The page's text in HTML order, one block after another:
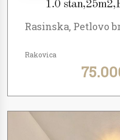
1.0
Rasinska, Petlovo
Rakovica